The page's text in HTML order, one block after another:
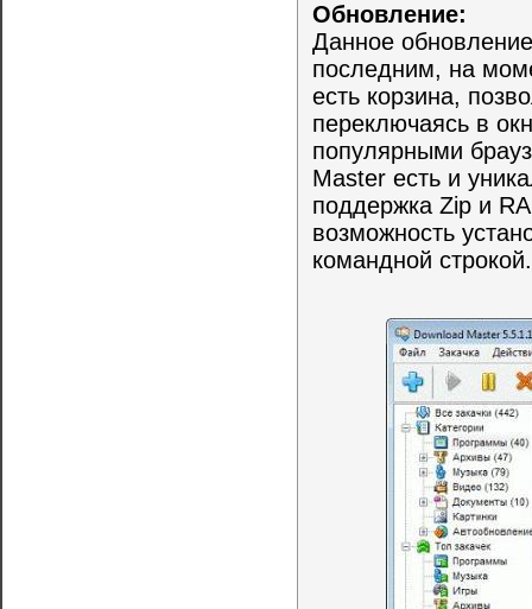
Обновление:
Данное
последним, на
есть корзина,
переключаясь в
популярными
Master есть и
поддержка Zip и
возможность
командной строкой.